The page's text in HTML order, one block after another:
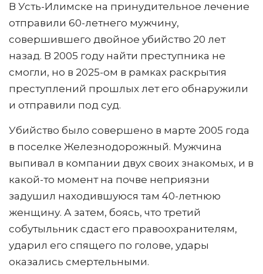
В Усть-Илимске на принудительное лечение
отправили 60-летнего мужчину,
совершившего двойное убийство 20 лет
назад. В 2005 году найти преступника не
смогли, но в 2025-ом в рамках раскрытия
преступлений прошлых лет его обнаружили
и отправили под суд.
Убийство было совершено в марте 2005 года
в поселке Железнодорожный. Мужчина
выпивал в компании двух своих знакомых, и в
какой-то момент на почве неприязни
задушил находившуюся там 40-летнюю
женщину. А затем, боясь, что третий
собутыльник сдаст его правоохранителям,
ударил его спящего по голове, удары
оказались смертельными.